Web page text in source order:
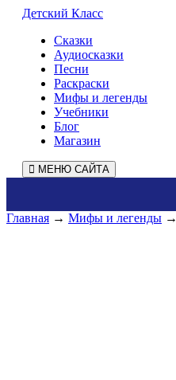
Детский Класс
Сказки
Аудиосказки
Песни
Раскраски
Мифы и легенды
Учебники
Блог
Магазин
МЕНЮ САЙТА
Главная → Мифы и легенды →